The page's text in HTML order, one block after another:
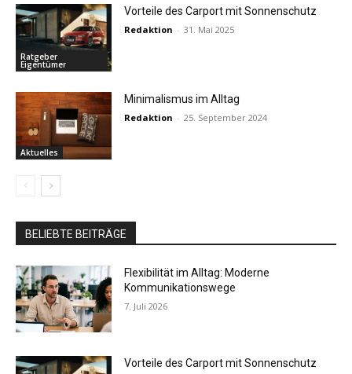
Ratgeber
Eigentümer
Vorteile des Carport mit Sonnenschutz
Redaktion - 31. Mai 2025
Aktuelles
Minimalismus im Alltag
Redaktion - 25. September 2024
BELIEBTE BEITRÄGE
Flexibilität im Alltag: Moderne
Kommunikationswege
7. Juli 2026
Vorteile des Carport mit Sonnenschutz